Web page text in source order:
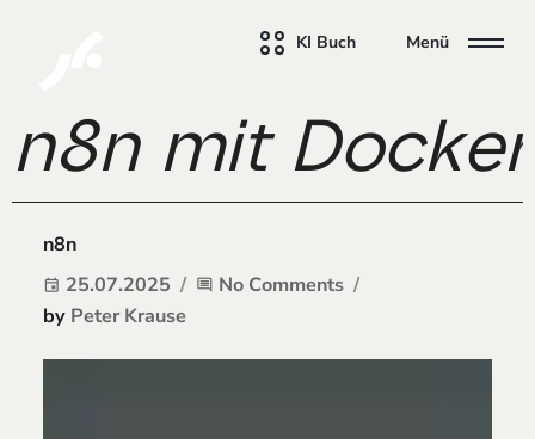
KI Buch Menü
n8n mit
n8n
event 25.07.2025 comment No Comments
by Peter Krause